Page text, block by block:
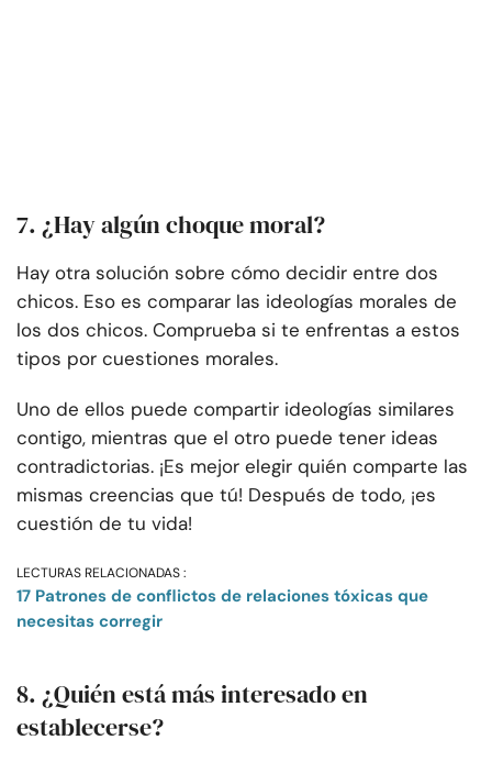
7. ¿Hay algún choque moral?
Hay otra solución sobre cómo decidir entre dos
chicos. Eso es comparar las ideologías morales de
los dos chicos. Comprueba si te enfrentas a estos
tipos por cuestiones morales.
Uno de ellos puede compartir ideologías similares
contigo, mientras que el otro puede tener ideas
contradictorias. ¡Es mejor elegir quién comparte las
mismas creencias que tú! Después de todo, ¡es
cuestión de tu vida!
LECTURAS RELACIONADAS :
17 Patrones de conflictos de relaciones tóxicas que
necesitas corregir
8. ¿Quién está más interesado en
establecerse?